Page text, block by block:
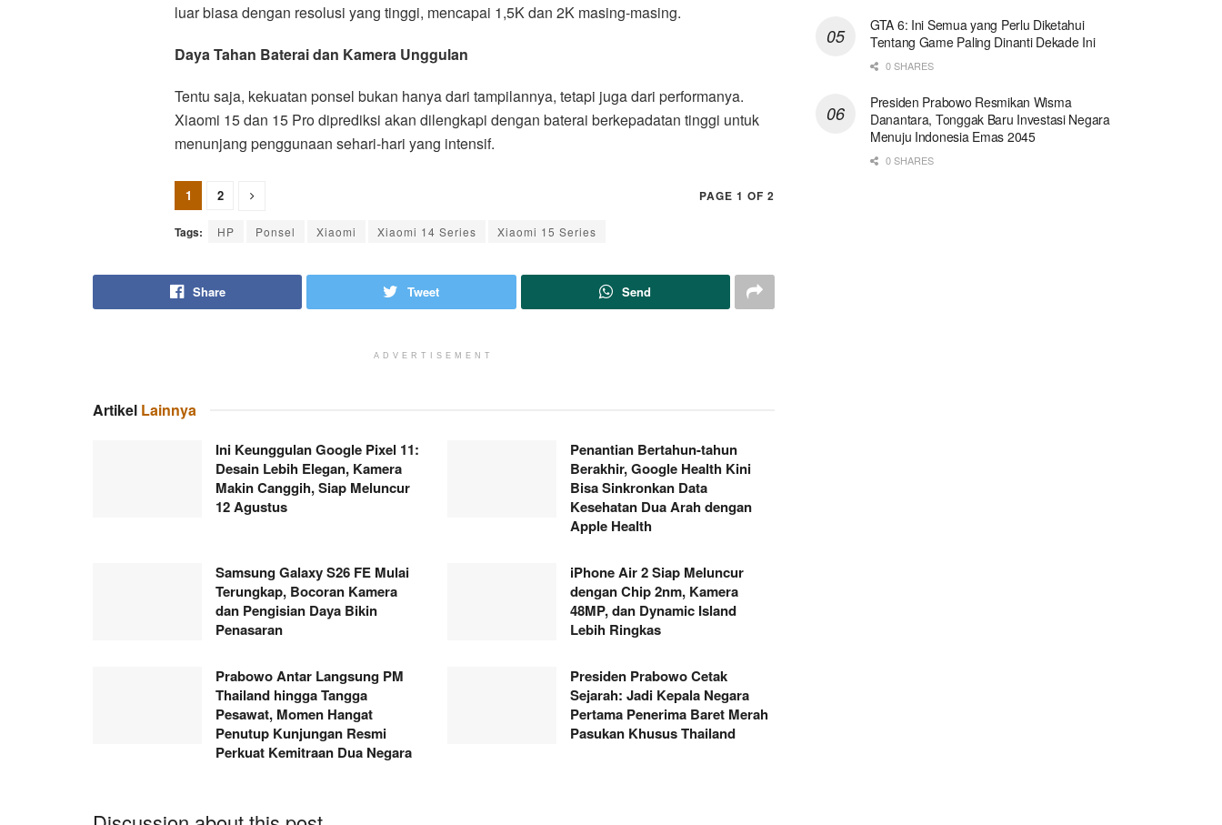
luar biasa dengan resolusi yang tinggi, mencapai 1,5K dan 2K masing-masing.
Daya Tahan Baterai dan Kamera Unggulan
Tentu saja, kekuatan ponsel bukan hanya dari tampilannya, tetapi juga dari performanya.
Xiaomi 15 dan 15 Pro diprediksi akan dilengkapi dengan baterai berkepadatan tinggi untuk
menunjang penggunaan sehari-hari yang intensif.
PAGE 1 OF 2
1 2
Tags: HP Ponsel Xiaomi Xiaomi 14 Series Xiaomi 15 Series
Share Tweet Send
ADVERTISEMENT
Artikel Lainnya
Ini Keunggulan Google Pixel 11:
Desain Lebih Elegan, Kamera
Makin Canggih, Siap Meluncur
12 Agustus
Penantian Bertahun-tahun
Berakhir, Google Health Kini
Bisa Sinkronkan Data
Kesehatan Dua Arah dengan
Apple Health
Samsung Galaxy S26 FE Mulai
Terungkap, Bocoran Kamera
dan Pengisian Daya Bikin
Penasaran
iPhone Air 2 Siap Meluncur
dengan Chip 2nm, Kamera
48MP, dan Dynamic Island
Lebih Ringkas
Prabowo Antar Langsung PM
Thailand hingga Tangga
Pesawat, Momen Hangat
Penutup Kunjungan Resmi
Perkuat Kemitraan Dua Negara
Presiden Prabowo Cetak
Sejarah: Jadi Kepala Negara
Pertama Penerima Baret Merah
Pasukan Khusus Thailand
GTA 6: Ini Semua yang Perlu Diketahui
Tentang Game Paling Dinanti Dekade Ini
0 SHARES
Presiden Prabowo Resmikan Wisma
Danantara, Tonggak Baru Investasi Negara
Menuju Indonesia Emas 2045
0 SHARES